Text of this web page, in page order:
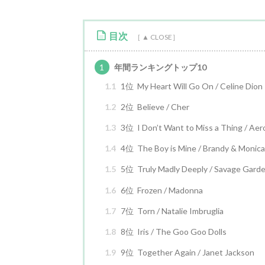
目次
1
年間ランキングトップ10
1.1
1位 My Heart Will Go On / Celine Dion
1.2 2位 Believe / Cher
1.3 3位 I Don’t Want to Miss a Thing /
1.4 4位 The Boy is Mine / Brandy & Monica
1.5 5位 Truly Madly Deeply / Savage
1.6 6位 Frozen / Madonna
1.7 7位 Torn / Natalie Imbruglia
1.8 8位 Iris / The Goo Goo Dolls
1.9 9位 Together Again / Janet Jackson